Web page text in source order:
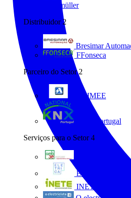
Weidmüller
Distribuidor 2
Bresimar
FFonseca
Parceiro do Setor 2
ANIMEE
KNX Portugal
Serviços para o Setor 4
Eletrica
INETE